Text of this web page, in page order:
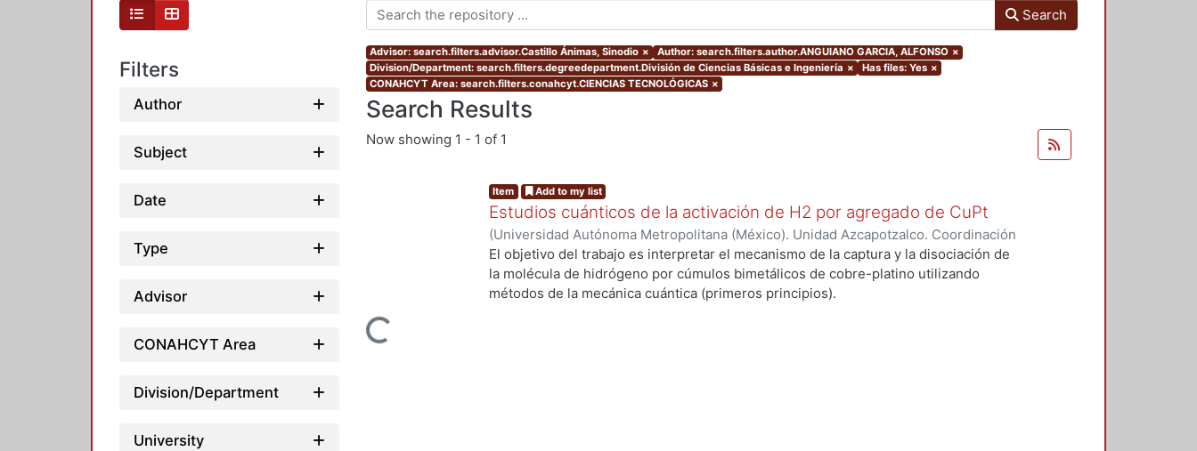
Filters
Author
Subject
Date
Type
Advisor
CONAHCYT Area
Division/Department
University
Search
Advisor: search.filters.advisor.Castillo Ánimas, Sinodio × Author: search.filters.author.ANGUIANO GARCIA, ALFONSO ×
Division/Department: search.filters.degreedepartment.División de Ciencias Básicas e Ingeniería × Has files: Yes ×
CONAHCYT Area: search.filters.conahcyt.CIENCIAS TECNOLÓGICAS ×
Search Results
Now showing 1 - 1 of 1
Loading...
Item Add to my list
Estudios cuánticos de la activación de H2 por agregado de CuPt
(Universidad Autónoma Metropolitana (México). Unidad Azcapotzalco. Coordinación
de Servicios de Información.,2004-03 )ANGUIANO GARCIA, ALFONSO
El objetivo del trabajo es interpretar el mecanismo de la captura y la disociación de
la molécula de hidrógeno por cúmulos bimetálicos de cobre-platino utilizando
métodos de la mecánica cuántica (primeros principios).